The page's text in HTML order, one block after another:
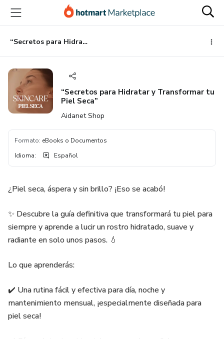
principal
página
de
página
“Secretos para Hidratar y Transformar tu Piel Seca”
“Secretos para Hidratar y Transformar tu
Piel Seca”
Aidanet Shop
Formato: eBooks o Documentos
Idioma: Español
¿Piel seca, áspera y sin brillo? ¡Eso se acabó!
✨ Descubre la guía definitiva que transformará tu piel para
siempre y aprende a lucir un rostro hidratado, suave y
radiante en solo unos pasos. 💧
Lo que aprenderás:
✔️ Una rutina fácil y efectiva para día, noche y
mantenimiento mensual, ¡especialmente diseñada para
piel seca!